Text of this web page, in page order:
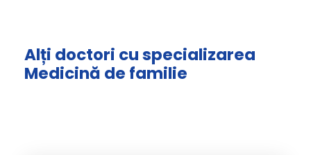
Alți doctori cu specializarea
Medicină de familie